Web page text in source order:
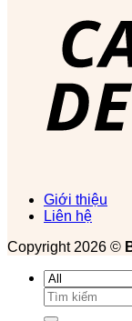
Giới thiệu
Liên hệ
Copyright 2026 ©
Tìm
kiếm: